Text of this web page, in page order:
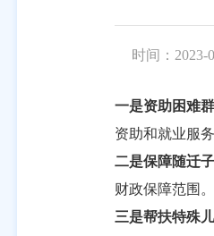
时间：2023-
一是资助困难
资助和就业服务
二是保障随迁
财政保障范围。
三是帮扶特殊